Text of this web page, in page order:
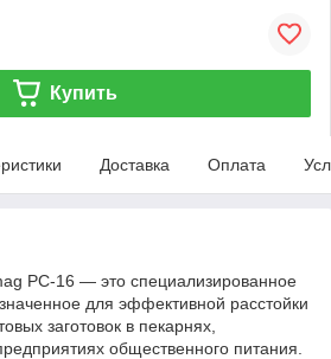
Купить
Доставка Оплата
PC-16 — это специализированное
для эффективной расстойки
заготовок в пекарнях,
общественного питания.